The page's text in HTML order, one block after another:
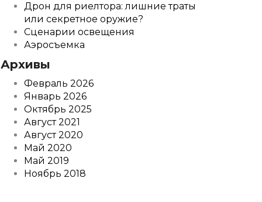
Дрон для риелтора: лишние траты
или секретное оружие?
Сценарии освещения
Аэросъемка
Архивы
Февраль 2026
Январь 2026
Октябрь 2025
Август 2021
Август 2020
Май 2020
Май 2019
Ноябрь 2018